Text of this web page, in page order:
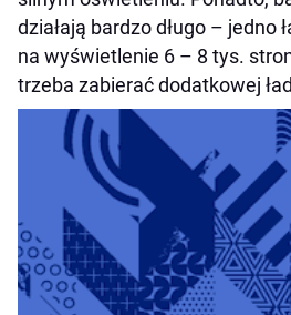
działają bardzo długo – jedno
na wyświetlenie 6 – 8 tys.
trzeba zabierać dodatkowej